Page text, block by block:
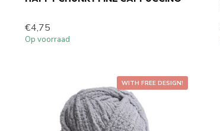
€4,75
Op voorraad
WITH FREE DESIGN!